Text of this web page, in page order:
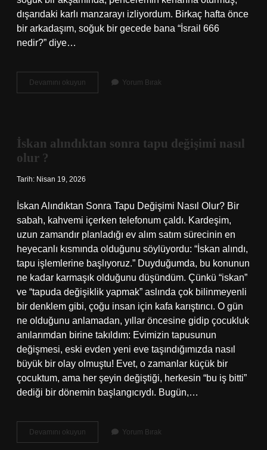
dışarıdaki karlı manzarayı izliyordum. Birkaç hafta önce
bir arkadaşım, soğuk bir gecede bana “İsrail 666
nedir?” diye…
Devamını okuyun
666
Yorum Bırak
İskan alındıktan sonra tapu değişimi nasıl
olur ?
Tarih: Nisan 19, 2026
İskan Alındıktan Sonra Tapu Değişimi Nasıl Olur? Bir
sabah, kahvemi içerken telefonum çaldı. Kardeşim,
uzun zamandır planladığı ev alım satım sürecinin en
heyecanlı kısmında olduğunu söylüyordu: “İskan alındı,
tapu işlemlerine başlıyoruz.” Duyduğumda, bu konunun
ne kadar karmaşık olduğunu düşündüm. Çünkü “iskan”
ve “tapuda değişiklik yapmak” aslında çok bilinmeyenli
bir denklem gibi, çoğu insan için kafa karıştırıcı. O gün
ne olduğunu anlamadan, yıllar öncesine gidip çocukluk
anılarımdan birine takıldım: Evimizin tapusunun
değişmesi, eski evden yeni eve taşındığımızda nasıl
büyük bir olay olmuştu! Evet, o zamanlar küçük bir
çocuktum, ama her şeyin değiştiği, herkesin “bu iş bitti”
dediği bir dönemin başlangıcıydı. Bugün,…
Devamını okuyun
alındıktan
Yorum Bırak